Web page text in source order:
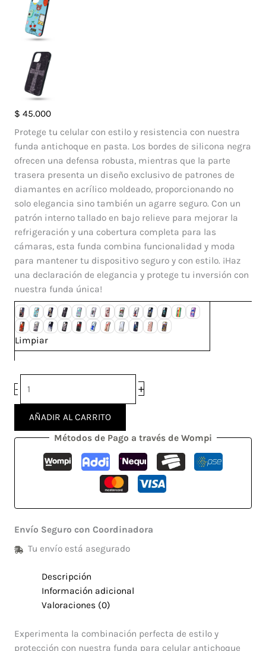
$ 45.000
Protege tu celular con estilo y resistencia con nuestra
funda antichoque en pasta. Los bordes de silicona negra
ofrecen una defensa robusta, mientras que la parte
trasera presenta un diseño exclusivo de patrones de
diamantes en acrílico moldeado, proporcionando no
solo elegancia sino también un agarre seguro. Con un
patrón interno tallado en bajo relieve para mejorar la
refrigeración y una cobertura completa para las
cámaras, esta funda combina funcionalidad y moda
para mantener tu dispositivo seguro y con estilo. ¡Haz
una declaración de elegancia y protege tu inversión con
nuestra funda única!
Limpiar
-
Case
Diamante
Iphone
12
cantidad
+
AÑADIR AL CARRITO
Métodos de Pago a través de Wompi
Envío Seguro con Coordinadora
Tu envío está asegurado
Descripción
Información adicional
Valoraciones (0)
Experimenta la combinación perfecta de estilo y
protección con nuestra funda para celular antichoque